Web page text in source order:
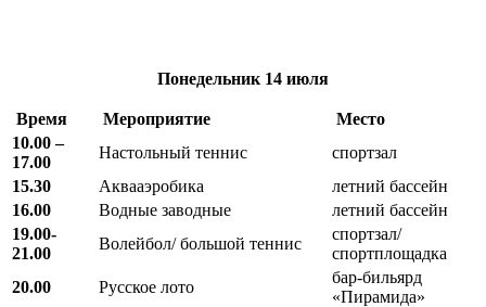
Понедельник 14 июля
Время Мероприятие
Место
10.00 –
17.00
Настольный теннис
спортзал
15.30
Аквааэробика
летний бассейн
16.00
Водные заводные
летний бассейн
19.00-
21.00
Волейбол/ большой теннис
спортзал/
спортплощадка
20.00
Русское лото
бар-бильярд
«Пирамида»